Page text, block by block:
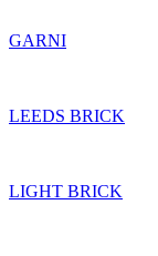
GARNI
LEEDS BRICK
LIGHT BRICK